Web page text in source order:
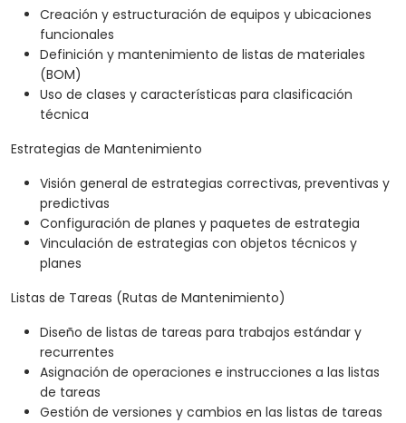
Creación y estructuración de equipos y ubicaciones
funcionales
Definición y mantenimiento de listas de materiales
(BOM)
Uso de clases y características para clasificación
técnica
Estrategias de Mantenimiento
Visión general de estrategias correctivas, preventivas y
predictivas
Configuración de planes y paquetes de estrategia
Vinculación de estrategias con objetos técnicos y
planes
Listas de Tareas (Rutas de Mantenimiento)
Diseño de listas de tareas para trabajos estándar y
recurrentes
Asignación de operaciones e instrucciones a las listas
de tareas
Gestión de versiones y cambios en las listas de tareas